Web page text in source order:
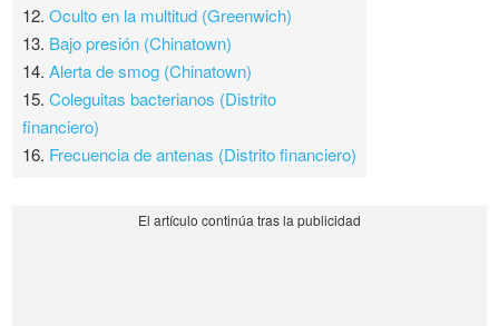
12.Oculto en la multitud (Greenwich)
13. Bajo presión (Chinatown)
14.Alerta de smog (Chinatown)
15.Coleguitas bacterianos (Distrito
financiero)
16. Frecuencia de antenas (Distrito financiero)